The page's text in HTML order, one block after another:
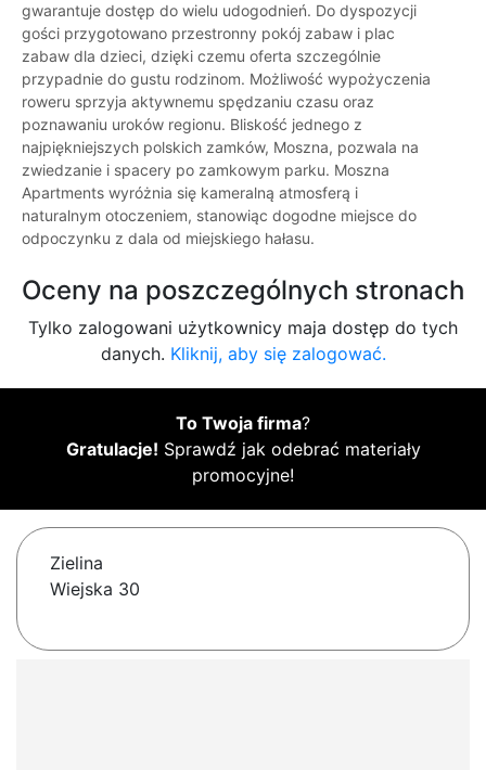
gwarantuje dostęp do wielu udogodnień. Do dyspozycji
gości przygotowano przestronny pokój zabaw i plac
zabaw dla dzieci, dzięki czemu oferta szczególnie
przypadnie do gustu rodzinom. Możliwość wypożyczenia
roweru sprzyja aktywnemu spędzaniu czasu oraz
poznawaniu uroków regionu. Bliskość jednego z
najpiękniejszych polskich zamków, Moszna, pozwala na
zwiedzanie i spacery po zamkowym parku. Moszna
Apartments wyróżnia się kameralną atmosferą i
naturalnym otoczeniem, stanowiąc dogodne miejsce do
odpoczynku z dala od miejskiego hałasu.
Oceny na poszczególnych stronach
Tylko zalogowani użytkownicy maja dostęp do tych
danych. Kliknij, aby się zalogować.
To Twoja firma?
Gratulacje! Sprawdź jak odebrać materiały
promocyjne!
Zielina
Wiejska 30